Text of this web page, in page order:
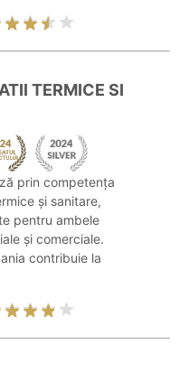
TERMICE SI
prin competența
și sanitare,
pentru ambele
și comerciale.
contribuie la